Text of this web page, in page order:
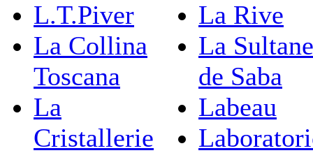
L.T.Piver
La Collina
Toscana
La
Cristallerie
La Rive
La Sultane
de Saba
Labeau